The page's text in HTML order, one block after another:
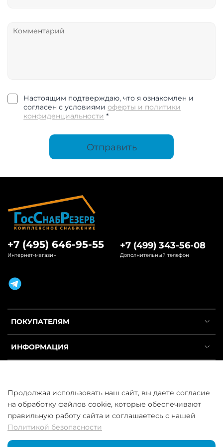
Настоящим подтверждаю, что я ознакомлен и
согласен с условиямиоферты и политики
конфиденциальности *
Отправить
ПОКУПАТЕЛЯМ
ИНФОРМАЦИЯ
+7 (495) 646-95-55
Интернет-магазин
+7 (499) 343-56-08
Дополнительный телефон
ООО «ГосСнабРезерв» © 2013–2026 - Продажа труб оптом и в
розницу
Продолжая использовать наш сайт, вы даете согласие
на обработку файлов cookie, которые обеспечивают
правильную работу сайта и соглашаетесь с нашей
Политикой безопасности